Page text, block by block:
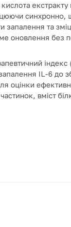
запалення та
оновлення без
IL-6 до
оцінки
вміст